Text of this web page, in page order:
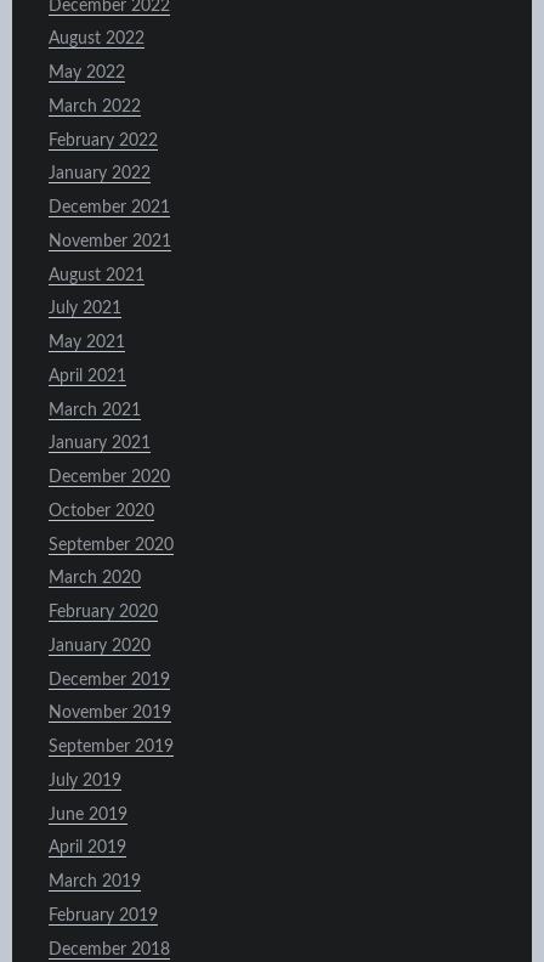
December 2022
August 2022
May 2022
March 2022
February 2022
January 2022
December 2021
November 2021
August 2021
July 2021
May 2021
April 2021
March 2021
January 2021
December 2020
October 2020
September 2020
March 2020
February 2020
January 2020
December 2019
November 2019
September 2019
July 2019
June 2019
April 2019
March 2019
February 2019
December 2018